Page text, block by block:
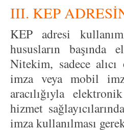
III. KEP
KEP adresi
hususların
Nitekim, sadece
imza veya mobil
aracılığıyla
hizmet
imza kullanılması